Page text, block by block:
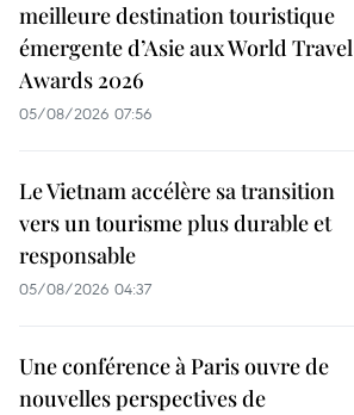
meilleure destination touristique
émergente d’Asie aux World Travel
Awards 2026
05/08/2026 07:56
Le Vietnam accélère sa transition
vers un tourisme plus durable et
responsable
05/08/2026 04:37
Une conférence à Paris ouvre de
nouvelles perspectives de